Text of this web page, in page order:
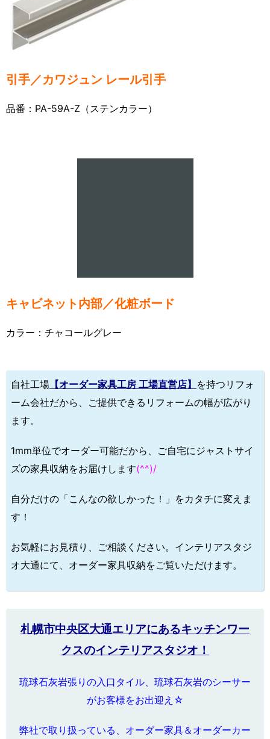
引手／カワジュン レール引手
品番：PA-59A-Z（ステンカラー）
キャビネット内部／化粧ボード
カラー：チャコールグレー
自社工場 【オーダー家具工房 工場直営店】 を持つリフォ
ーム会社だから、ご提供できるリフォームの幅が広がり
ます。
1mm単位でオーダー可能だから、ご自宅にジャストサイ
ズの家具収納をお届けします(^^)/
自分だけの「こんなの欲しかった！」をカタチに変えま
す！
お気軽にお見積り、ご相談ください。インテリアスタジ
オ大通にて、オーダー家具収納をご覧いただけます。
札幌市中央区大通エリアにあるキッチンワー
クスのインテリアスタジオ！
琉球石灰岩張りの入口タイル、琉球石灰岩のシーサー
がお客様をお出迎え☆
弊社で取り扱っている、オーダー家具＆オーダーカー